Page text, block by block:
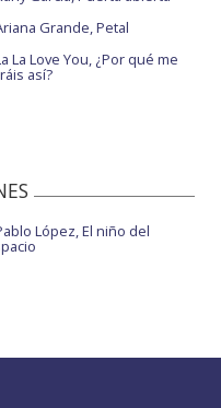
Grande, Petal
La Love You, ¿Por qué me
así?
López, El niño del